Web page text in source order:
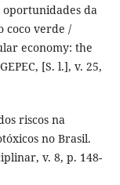
oportunidades da
coco verde /
economy: the
[S. l.], v. 25,
riscos na
no Brasil.
v. 8, p. 148-